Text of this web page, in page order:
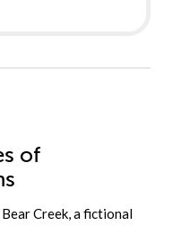
of
Creek, a fictional